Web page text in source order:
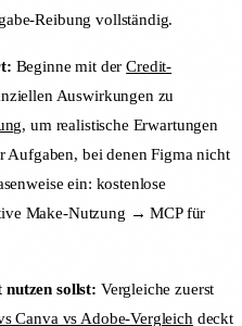
Reibung vollständig.
Beginne mit derCredit-
Auswirkungen zu
, um realistische Erwartungen
Aufgaben, bei denen Figma nicht
ein: kostenlose
Make-Nutzung → MCP für
nutzen sollst: Vergleiche zuerst
Canva vs Adobe-Vergleich deckt